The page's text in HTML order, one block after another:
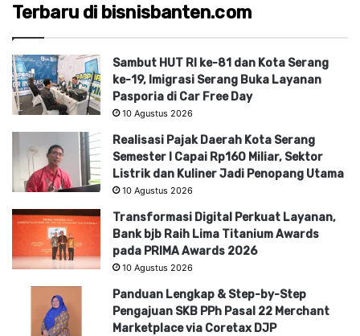
Terbaru di bisnisbanten.com
Sambut HUT RI ke-81 dan Kota Serang
ke-19, Imigrasi Serang Buka Layanan
Pasporia di Car Free Day
10 Agustus 2026
Realisasi Pajak Daerah Kota Serang
Semester I Capai Rp160 Miliar, Sektor
Listrik dan Kuliner Jadi Penopang Utama
10 Agustus 2026
Transformasi Digital Perkuat Layanan,
Bank bjb Raih Lima Titanium Awards
pada PRIMA Awards 2026
10 Agustus 2026
Panduan Lengkap & Step-by-Step
Pengajuan SKB PPh Pasal 22 Merchant
Marketplace via Coretax DJP